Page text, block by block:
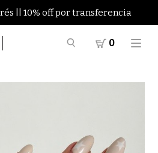
|| 10% off por transferencia
0